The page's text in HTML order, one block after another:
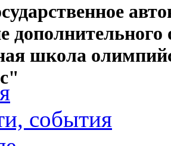
дополнительного
школа
события